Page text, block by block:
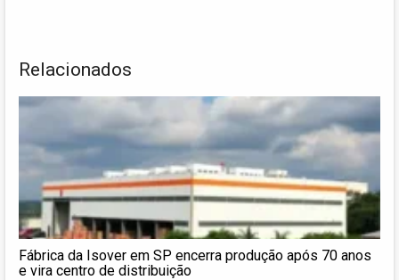
Relacionados
Fábrica da Isover em SP encerra produção após 70 anos
e vira centro de distribuição